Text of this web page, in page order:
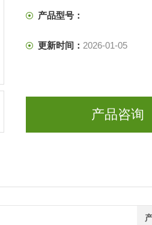
产品型号：
更新时间： 2026-01-05
产品咨询